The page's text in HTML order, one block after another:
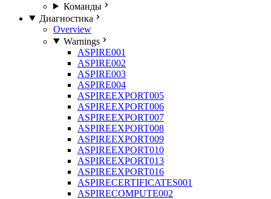
Команды
Диагностика
Overview
Warnings
ASPIRE001
ASPIRE002
ASPIRE003
ASPIRE004
ASPIREEXPORT005
ASPIREEXPORT006
ASPIREEXPORT007
ASPIREEXPORT008
ASPIREEXPORT009
ASPIREEXPORT010
ASPIREEXPORT013
ASPIREEXPORT016
ASPIRECERTIFICATES001
ASPIRECOMPUTE002